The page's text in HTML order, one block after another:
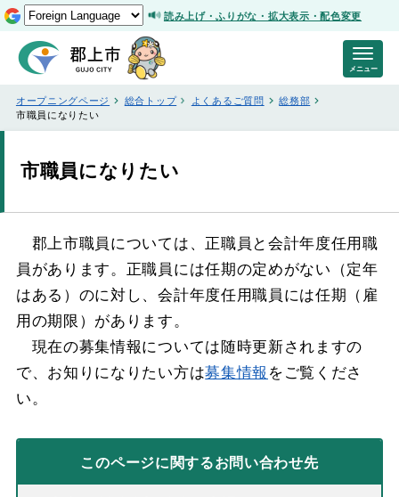
読み上げ・ふりがな・拡大表示・配色変更
オープニングページ 総合トップ よくあるご質問
総務部
市職員になりたい
市職員になりたい
郡上市職員については、正職員と会計年度任用職
員があります。正職員には任期の定めがない（定年
はある）のに対し、会計年度任用職員には任期（雇
用の期限）があります。
現在の募集情報については随時更新されますの
で、お知りになりたい方は募集情報 をご覧くださ
い。
このページに関するお問い合わせ先
メニュー